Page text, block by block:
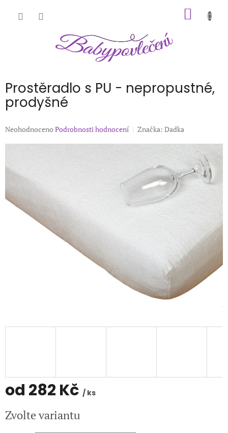
Prostěradlo s PU - nepropustné,
prodyšné
Průměrné
0,0
hvězdiček.
Neohodnoceno Podrobnosti hodnocení Značka: Dadka
od 282 Kč / ks
cena:
Zvolte variantu